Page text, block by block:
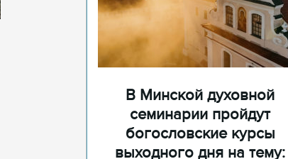
В Минской духовной
семинарии пройдут
богословские курсы
выходного дня на тему: